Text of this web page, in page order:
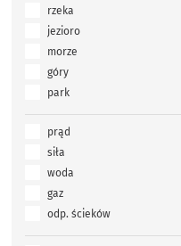
rzeka
jezioro
morze
góry
park
prąd
siła
woda
gaz
odp. ścieków